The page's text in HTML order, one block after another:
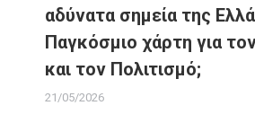
αδύνατα σημεία της
Παγκόσμιο χάρτη για
και τον Πολιτισμό;
21/05/2026